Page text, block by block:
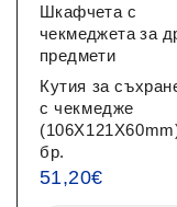
Шкафчета с
чекмеджета за
предмети
Кутия за
с чекмедже
бр.
51,20€